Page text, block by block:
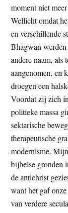
moment niet
Wellicht omdat
en verschillende
Bhagwan
andere naam, als
aangenomen, en
droegen een
Voordat zij zich
politieke massa
sektarische
therapeutische
modernisme.
bijbelse gronden
de antichrist
want het gaf
van verdere